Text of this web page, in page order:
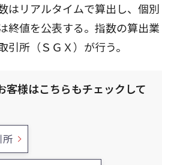
はリアルタイムで算出し、個別
終値を公表する。指数の算出業
引所（ＳＧＸ）が行う。
客様はこちらもチェックして
所